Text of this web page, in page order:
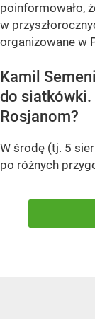
poinformowało,
w
organizowane w
Kamil
do siatkówki.
Rosjanom?
W środę (tj. 5
po różnych